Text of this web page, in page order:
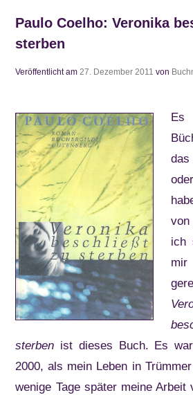
Paulo Coelho: Veronika
sterben
Veröffentlicht am 27. Dezember 2011 von
ich
sterben ist dieses Buch. Es
2000, als mein Leben in
wenige Tage später meine Arbeit